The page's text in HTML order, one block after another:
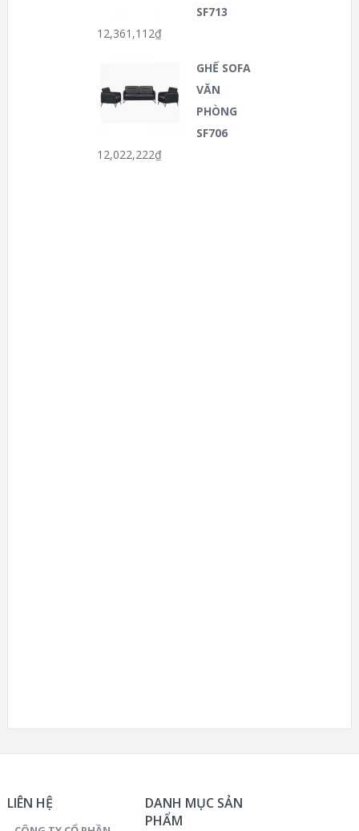
SF713
12,361,112₫
GHẾ SOFA
VĂN
PHÒNG
SF706
12,022,222₫
LIÊN HỆ
DANH MỤC SẢN
PHẨM